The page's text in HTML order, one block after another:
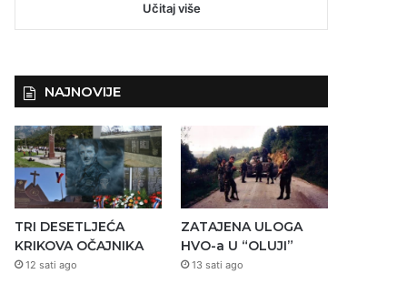
Učitaj više
NAJNOVIJE
TRI DESETLJEĆA
KRIKOVA OČAJNIKA
12 sati ago
ZATAJENA ULOGA
HVO-a U “OLUJI”
13 sati ago